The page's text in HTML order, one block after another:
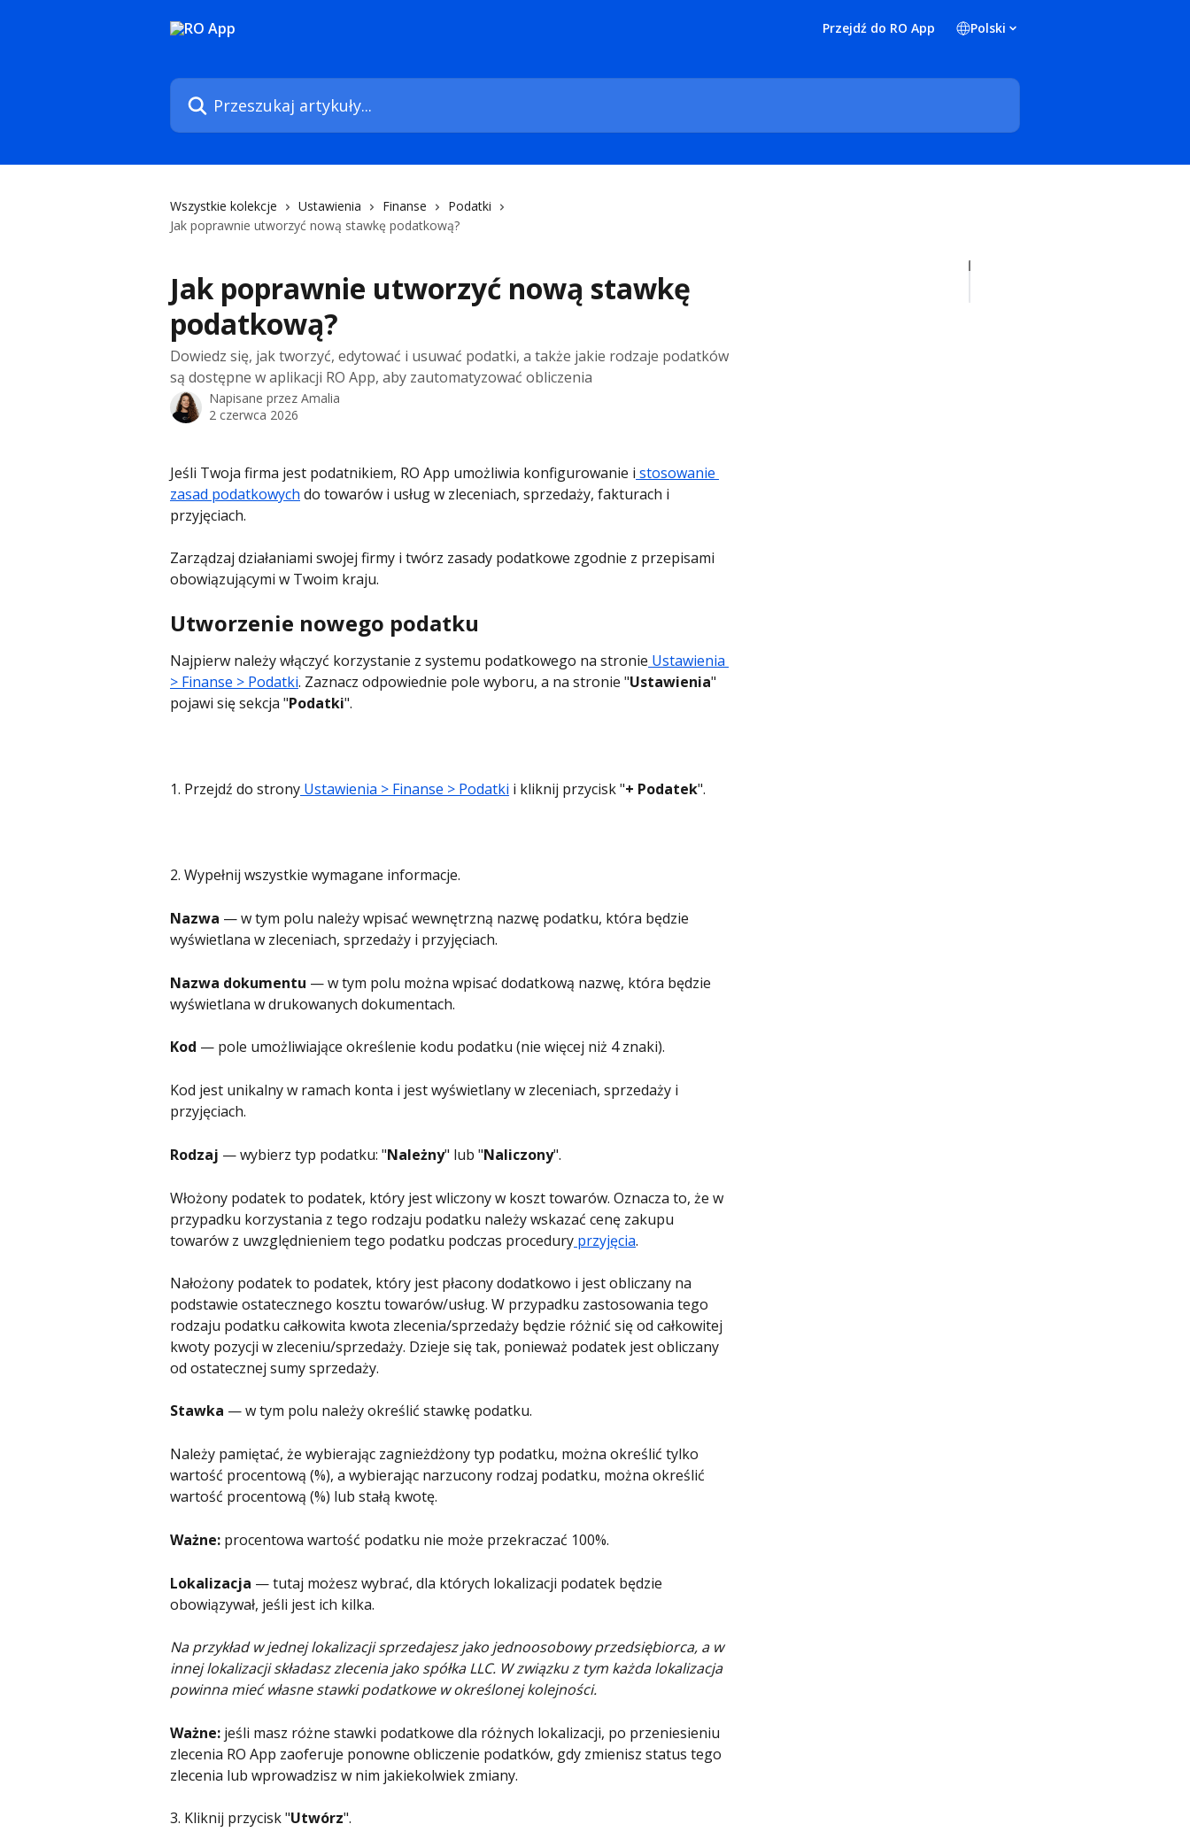
Przejdź do RO App Polski
Przeszukaj artykuły...
Wszystkie kolekcje Ustawienia Finanse
Podatki
Jak poprawnie utworzyć nową stawkę podatkową?
Jak poprawnie utworzyć nową stawkę
podatkową?
Dowiedz się, jak tworzyć, edytować i usuwać podatki, a także jakie rodzaje podatków
są dostępne w aplikacji RO App, aby zautomatyzować obliczenia
Napisane przez Amalia
2 czerwca 2026
Jeśli Twoja firma jest podatnikiem, RO App umożliwia konfigurowanie i stosowanie
zasad podatkowych do towarów i usług w zleceniach, sprzedaży, fakturach i
przyjęciach.
Zarządzaj działaniami swojej firmy i twórz zasady podatkowe zgodnie z przepisami
obowiązującymi w Twoim kraju.
Utworzenie nowego podatku
Najpierw należy włączyć korzystanie z systemu podatkowego na stronie Ustawienia
> Finanse > Podatki. Zaznacz odpowiednie pole wyboru, a na stronie "Ustawienia"
pojawi się sekcja "Podatki".
1. Przejdź do strony Ustawienia > Finanse > Podatki i kliknij przycisk "+ Podatek".
2. Wypełnij wszystkie wymagane informacje.
Nazwa — w tym polu należy wpisać wewnętrzną nazwę podatku, która będzie
wyświetlana w zleceniach, sprzedaży i przyjęciach.
Nazwa dokumentu — w tym polu można wpisać dodatkową nazwę, która będzie
wyświetlana w drukowanych dokumentach.
Kod — pole umożliwiające określenie kodu podatku (nie więcej niż 4 znaki).
Kod jest unikalny w ramach konta i jest wyświetlany w zleceniach, sprzedaży i
przyjęciach.
Rodzaj — wybierz typ podatku: "Należny" lub "Naliczony".
Włożony podatek to podatek, który jest wliczony w koszt towarów. Oznacza to, że w
przypadku korzystania z tego rodzaju podatku należy wskazać cenę zakupu
towarów z uwzględnieniem tego podatku podczas procedury przyjęcia.
Nałożony podatek to podatek, który jest płacony dodatkowo i jest obliczany na
podstawie ostatecznego kosztu towarów/usług. W przypadku zastosowania tego
rodzaju podatku całkowita kwota zlecenia/sprzedaży będzie różnić się od całkowitej
kwoty pozycji w zleceniu/sprzedaży. Dzieje się tak, ponieważ podatek jest obliczany
od ostatecznej sumy sprzedaży.
Stawka — w tym polu należy określić stawkę podatku.
Należy pamiętać, że wybierając zagnieżdżony typ podatku, można określić tylko
wartość procentową (%), a wybierając narzucony rodzaj podatku, można określić
wartość procentową (%) lub stałą kwotę.
Ważne: procentowa wartość podatku nie może przekraczać 100%.
Lokalizacja — tutaj możesz wybrać, dla których lokalizacji podatek będzie
obowiązywał, jeśli jest ich kilka.
Na przykład w jednej lokalizacji sprzedajesz jako jednoosobowy przedsiębiorca, a w
innej lokalizacji składasz zlecenia jako spółka LLC. W związku z tym każda lokalizacja
powinna mieć własne stawki podatkowe w określonej kolejności.
Ważne: jeśli masz różne stawki podatkowe dla różnych lokalizacji, po przeniesieniu
zlecenia RO App zaoferuje ponowne obliczenie podatków, gdy zmienisz status tego
zlecenia lub wprowadzisz w nim jakiekolwiek zmiany.
3. Kliknij przycisk "Utwórz".